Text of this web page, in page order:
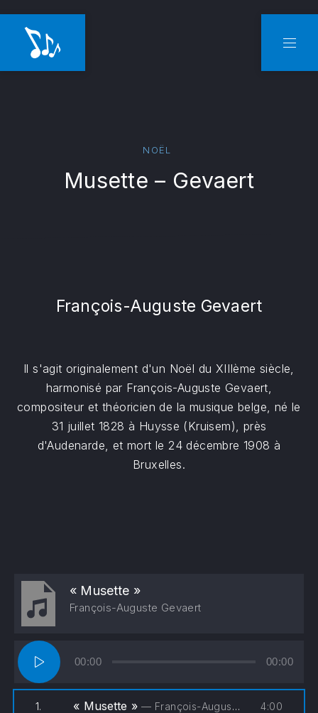
NOËL
Musette – Gevaert
François-Auguste Gevaert
Il s'agit originalement d'un Noël du XIIIème siècle,
harmonisé par François-Auguste Gevaert,
compositeur et théoricien de la musique belge, né le
31 juillet 1828 à Huysse (Kruisem), près
d'Audenarde, et mort le 24 décembre 1908 à
Bruxelles.
« Musette »
François-Auguste Gevaert
Lecteur
audio
00:00 00:00
1. « Musette »— François-Auguste Gevaert 4:00